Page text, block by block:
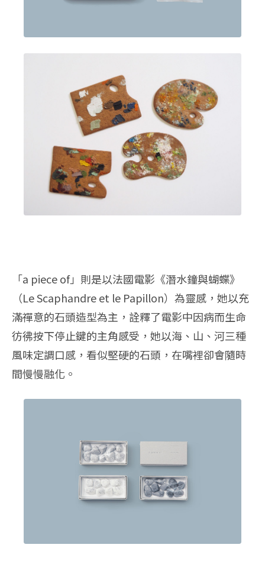
「a piece of」則是以法國電影《潛水鐘與蝴蝶》
（Le Scaphandre et le Papillon）為靈感，她以充
滿禪意的石頭造型為主，詮釋了電影中因病而生命
彷彿按下停止鍵的主角感受，她以海、山、河三種
風味定調口感，看似堅硬的石頭，在嘴裡卻會隨時
間慢慢融化。